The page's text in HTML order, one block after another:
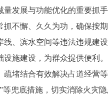
展与功能优化的重要抓
不懈、久久为功，确保按
、滨水空间等违法违规建
施建设，为群众提供便利
堵结合有效解决占道经营
兜底措施，切实消除火灾隐